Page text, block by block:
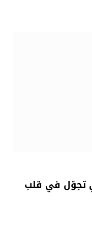
تجوّل في قلب